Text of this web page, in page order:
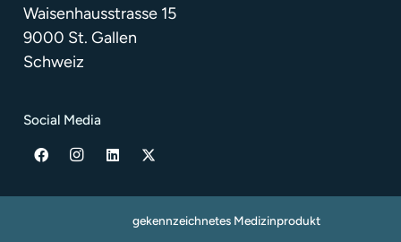
Waisenhausstrasse 15
9000 St. Gallen
Schweiz
Social Media
gekennzeichnetes Medizinprodukt